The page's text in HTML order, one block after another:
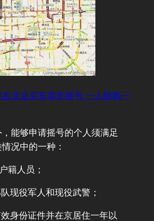
在北京买车需先摇号 一人限购一
能够申请摇号的个人须满足
况中的一种：
籍人员；
现役军人和现役武警；
身份证件并在京居住一年以